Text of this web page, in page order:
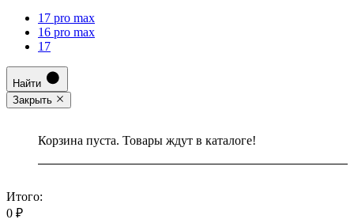
17 pro max
16 pro max
17
Найти
Закрыть
Корзина пуста. Товары ждут в каталоге!
Итого:
0 ₽